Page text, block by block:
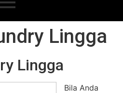
Lingga
Lingga
Bila Anda